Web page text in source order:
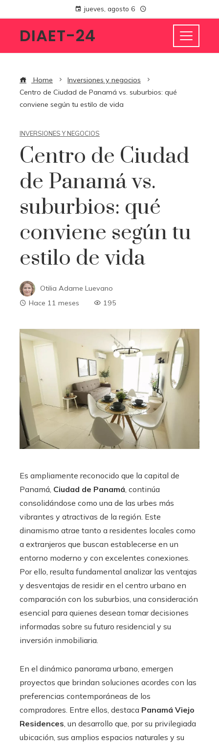
jueves, agosto 6
DIAET-24
Home
Inversiones y negocios
Centro de Ciudad de Panamá vs. suburbios: qué
conviene según tu estilo de vida
INVERSIONES Y NEGOCIOS
Centro de Ciudad
de Panamá vs.
suburbios: qué
conviene según tu
estilo de vida
Otilia Adame Luevano
Hace 11 meses
195
Es ampliamente reconocido que la capital de
Panamá, Ciudad de Panamá, continúa
consolidándose como una de las urbes más
vibrantes y atractivas de la región. Este
dinamismo atrae tanto a residentes locales como
a extranjeros que buscan establecerse en un
entorno moderno y con excelentes conexiones.
Por ello, resulta fundamental analizar las ventajas
y desventajas de residir en el centro urbano en
comparación con los suburbios, una consideración
esencial para quienes desean tomar decisiones
informadas sobre su futuro residencial y su
inversión inmobiliaria.
En el dinámico panorama urbano, emergen
proyectos que brindan soluciones acordes con las
preferencias contemporáneas de los
compradores. Entre ellos, destaca Panamá Viejo
Residences, un desarrollo que, por su privilegiada
ubicación, sus amplios espacios naturales y su